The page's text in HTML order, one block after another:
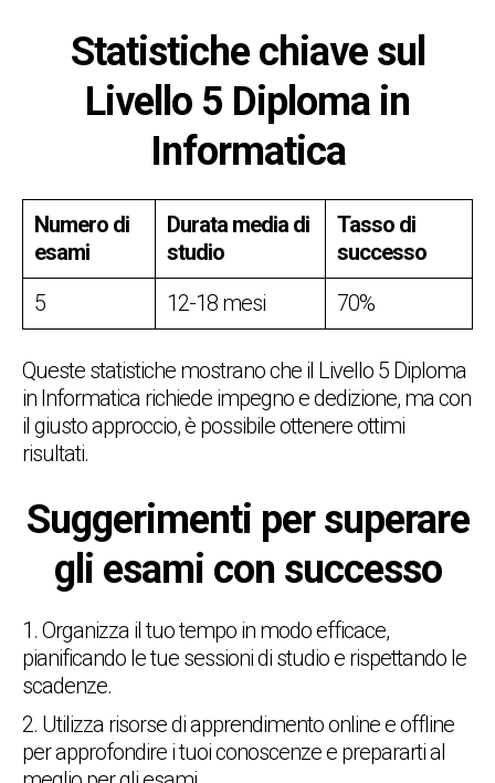
Statistiche chiave sul
Livello 5 Diploma in
Informatica
Numero di
esami
Durata media di
studio
Tasso di
successo
5
12-18 mesi 70%
Queste statistiche mostrano che il Livello 5 Diploma
in Informatica richiede impegno e dedizione, ma con
il giusto approccio, è possibile ottenere ottimi
risultati.
Suggerimenti per superare
gli esami con successo
Organizza il tuo tempo in modo efficace,
pianificando le tue sessioni di studio e rispettando le
scadenze.
Utilizza risorse di apprendimento online e offline
per approfondire i tuoi conoscenze e prepararti al